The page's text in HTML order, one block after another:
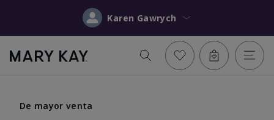
Karen Gawrych
De mayor venta